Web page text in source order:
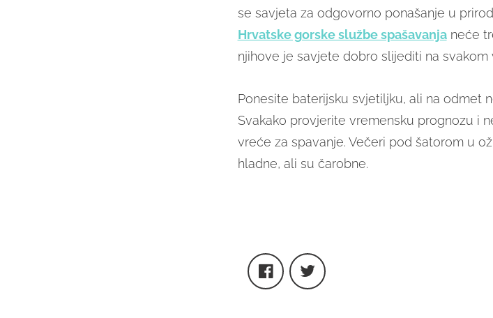
se savjeta za odgovorno ponašanje u
Hrvatske gorske službe spašavanjaneće
njihove je savjete dobro slijediti na svakom
Ponesite baterijsku svjetiljku, ali na odmet
Svakako provjerite vremensku prognozu i
vreće za spavanje. Večeri pod šatorom u
hladne, ali su čarobne.